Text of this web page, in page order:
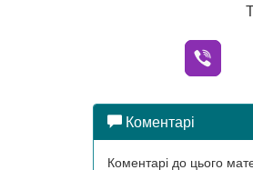
Коментарі
Коментарі до цього